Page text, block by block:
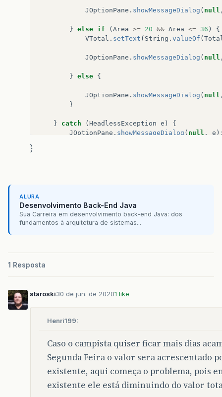
JOptionPane . showMessageDialog ( null
} else if ( Area >= 20 && Area <= 36 )
{
VTotal . setText ( String . valueOf (
JOptionPane . showMessageDialog ( null
} else {
JOptionPane . showMessageDialog ( null
}
} catch ( HeadlessException e )
{
JOptionPane . showMessageDialog ( null , e
}
ALURA
Desenvolvimento Back-End Java
Sua Carreira em desenvolvimento back-end Java: dos
fundamentos à arquitetura de sistemas...
1 Resposta
staroski30 de jun. de 20201 like
Henri199:
Caso o campista quiser ficar mais dias
Segunda Feira o valor sera acrescentado
existente, aqui começa o problema, pois
existente ele está diminuindo do valor